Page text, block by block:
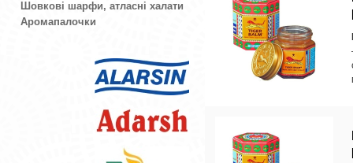
Шовкові шарфи, атласні халати
Аромапалочки